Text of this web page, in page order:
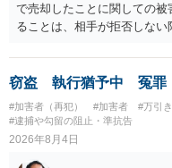
で売却したことに関しての
ることは、相手が拒否しな
か）、弁護士に法律相談に
窃盗 執行猶予中 冤罪
#加害者（再犯） #加害者 #万引
#逮捕や勾留の阻止・準抗告
2026年8月4日